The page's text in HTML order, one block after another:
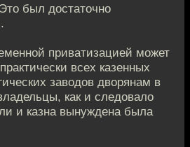
был достаточно
приватизацией может
всех казенных
заводов дворянам в
как и следовало
и казна вынуждена была